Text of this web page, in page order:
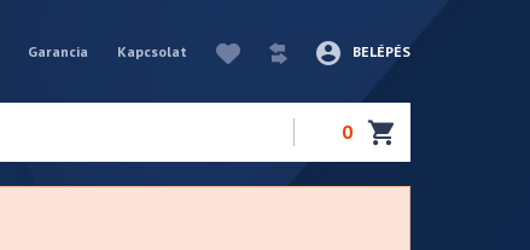
Garancia Kapcsolat BELÉPÉS
0